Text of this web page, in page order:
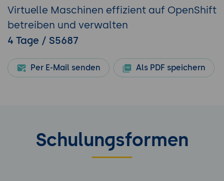
Virtuelle Maschinen effizient auf OpenShift
betreiben und verwalten
4 Tage / S5687
Per E-Mail senden Als PDF speichern
Schulungsformen